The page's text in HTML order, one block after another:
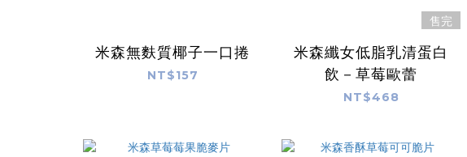
米森無麩質椰子一口捲
NT$157
售完
米森纖女低脂乳清蛋白
飲－草莓歐蕾
NT$468